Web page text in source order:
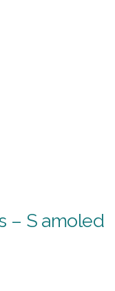
– S amoled